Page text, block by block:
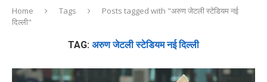
Home Tags
Posts tagged with "अरुण जेटली स्टेडियम नई
दिल्ली"
TAG: अरुण जेटली स्टेडियम नई दिल्ली